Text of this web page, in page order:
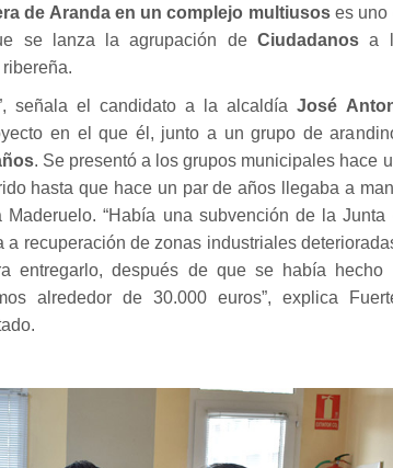
de Aranda en un complejo multiusoses uno
se lanza la agrupación de Ciudadanosa
señala el candidato a la alcaldíaJosé
en el que él, junto a un grupo de
. Se presentó a los grupos municipales hace
hasta que hace un par de años llegaba a
“Había una subvención de la Junta
recuperación de zonas industriales
entregarlo, después de que se había hecho
alrededor de 30.000 euros”, explica